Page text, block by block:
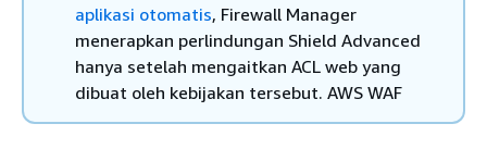
aplikasi otomatis, Firewall Manager
menerapkan perlindungan Shield Advanced
hanya setelah mengaitkan ACL web yang
dibuat oleh kebijakan tersebut. AWS WAF